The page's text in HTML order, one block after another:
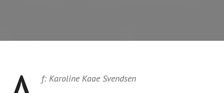
f: Karoline Kaae Svendsen